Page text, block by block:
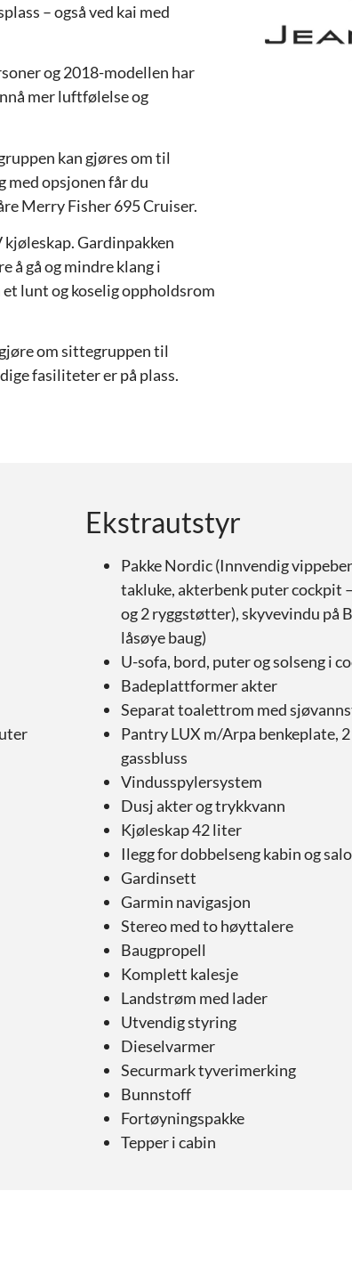
– også ved kai med
og 2018-modellen har
mer luftfølelse og
kan gjøres om til
med opsjonen får du
Merry Fisher 695 Cruiser.
Gardinpakken
å gå og mindre klang i
lunt og koselig oppholdsrom
om sittegruppen til
fasiliteter er på plass.
Ekstrautstyr
Pakke Nordic (Innvendig
takluke, akterbenk puter cockpit
og 2 ryggstøtter), skyvevindu på
låsøye baug)
U-sofa, bord, puter og solseng i
Badeplattformer akter
Separat toalettrom med
Pantry LUX m/Arpa benkeplate,
gassbluss
Vindusspylersystem
Dusj akter og trykkvann
Kjøleskap 42 liter
Ilegg for dobbelseng kabin og
Gardinsett
Garmin navigasjon
Stereo med to høyttalere
Baugpropell
Komplett kalesje
Landstrøm med lader
Utvendig styring
Dieselvarmer
Securmark tyverimerking
Bunnstoff
Fortøyningspakke
Tepper i cabin